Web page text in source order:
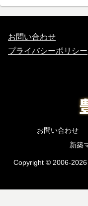
お問い合わせ
プライバシーポリシー
お問い合わせ
新築
Copyright © 2006-